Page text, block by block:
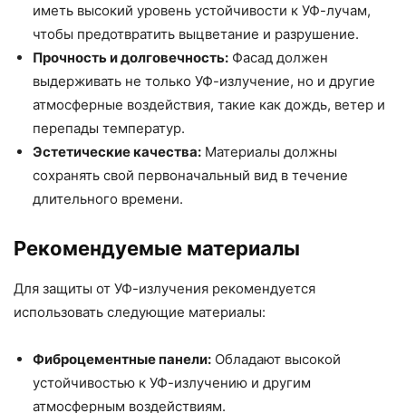
иметь высокий уровень устойчивости к УФ-лучам,
чтобы предотвратить выцветание и разрушение.
Прочность и долговечность: Фасад должен
выдерживать не только УФ-излучение, но и другие
атмосферные воздействия, такие как дождь, ветер и
перепады температур.
Эстетические качества: Материалы должны
сохранять свой первоначальный вид в течение
длительного времени.
Рекомендуемые материалы
Для защиты от УФ-излучения рекомендуется
использовать следующие материалы:
Фиброцементные панели: Обладают высокой
устойчивостью к УФ-излучению и другим
атмосферным воздействиям.